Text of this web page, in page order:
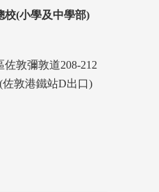
校(小學及中學部)
敦彌敦道208-212
佐敦港鐵站D出口)